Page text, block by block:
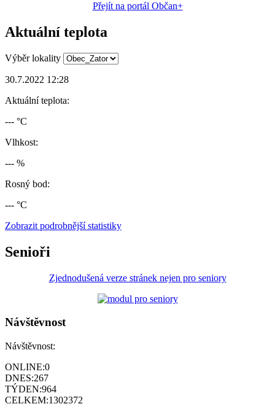
Přejít na portál Občan+
Aktuální teplota
Výběr lokality
30.7.2022 12:28
Aktuální teplota:
--- °C
Vlhkost:
--- %
Rosný bod:
--- °C
Zobrazit podrobnější statistiky
Senioři
Zjednodušená verze stránek nejen pro seniory
Návštěvnost
Návštěvnost:
ONLINE:0
DNES:267
TÝDEN:964
CELKEM:1302372